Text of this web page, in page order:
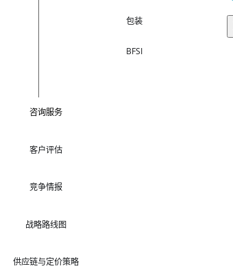
包装
BFSI
咨询服务
客户评估
竞争情报
战略路线图
供应链与定价策略